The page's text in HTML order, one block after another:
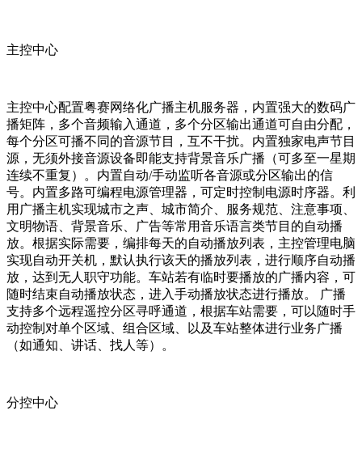
主控中心
主控中心配置粤赛网络化广播主机服务器，内置强大的数码广
播矩阵，多个音频输入通道，多个分区输出通道可自由分配，
每个分区可播不同的音源节目，互不干扰。内置独家电声节目
源，无须外接音源设备即能支持背景音乐广播（可多至一星期
连续不重复）。内置自动/手动监听各音源或分区输出的信
号。内置多路可编程电源管理器，可定时控制电源时序器。利
用广播主机实现城市之声、城市简介、服务规范、注意事项、
文明物语、背景音乐、广告等常用音乐语言类节目的自动播
放。根据实际需要，编排每天的自动播放列表，主控管理电脑
实现自动开关机，默认执行该天的播放列表，进行顺序自动播
放，达到无人职守功能。车站若有临时要播放的广播内容，可
随时结束自动播放状态，进入手动播放状态进行播放。 广播
支持多个远程遥控分区寻呼通道，根据车站需要，可以随时手
动控制对单个区域、组合区域、以及车站整体进行业务广播
（如通知、讲话、找人等）。
分控中心